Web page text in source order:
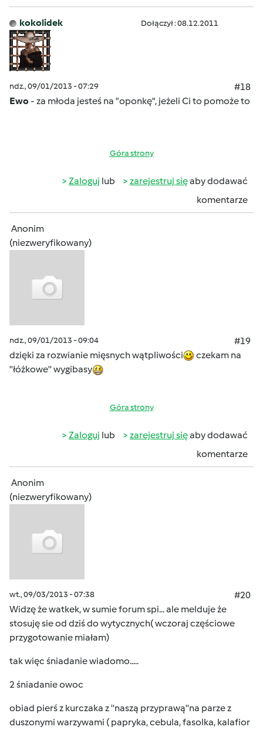
kokolidek Dołączył : 08.12.2011
ndz., 09/01/2013 - 07:29
#18
Ewo- za młoda jesteś na "oponkę", jeżeli Ci to pomoże to
Góra strony
Zaloguj lub zarejestruj sięaby dodawać
komentarze
Anonim
(niezweryfikowany)
ndz., 09/01/2013 - 09:04
#19
dzięki za rozwianie mięsnych wątpliwości
czekam na
''łóżkowe'' wygibasy
Góra strony
Zaloguj lub zarejestruj sięaby dodawać
komentarze
Anonim
(niezweryfikowany)
wt., 09/03/2013 - 07:38
#20
Widzę że watkek, w sumie forum spi... ale melduje że
stosuję sie od dziś do wytycznych( wczoraj częściowe
przygotowanie miałam)
tak więc śniadanie wiadomo.....
2 śniadanie owoc
obiad pierś z kurczaka z ''naszą przyprawą''na parze z
duszonymi warzywami ( papryka, cebula, fasolka, kalafior